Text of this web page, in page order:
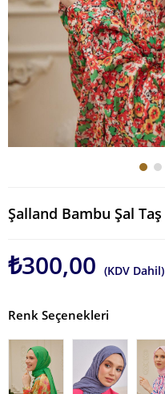
Şalland Bambu Şal Taş
₺300,00 (KDV Dahil)
Renk Seçenekleri